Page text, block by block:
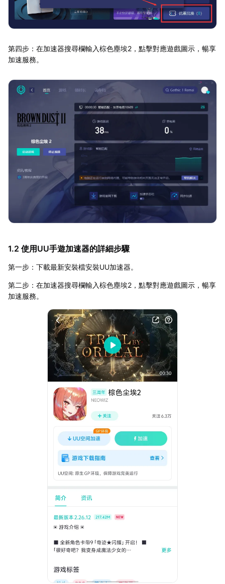
第四步：在加速器搜尋欄輸入棕色塵埃2，點擊對應遊戲圖示，暢享
加速服務。
1.2 使用UU手遊加速器的詳細步驟
第一步：下載最新安裝檔安裝UU加速器。
第二步：在加速器搜尋欄輸入棕色塵埃2，點擊對應遊戲圖示，暢享
加速服務。